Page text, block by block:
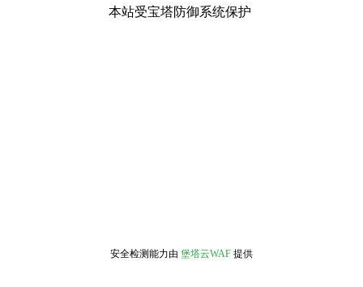
本站受宝塔防御系统保护
安全检测能力由 堡塔云WAF 提供